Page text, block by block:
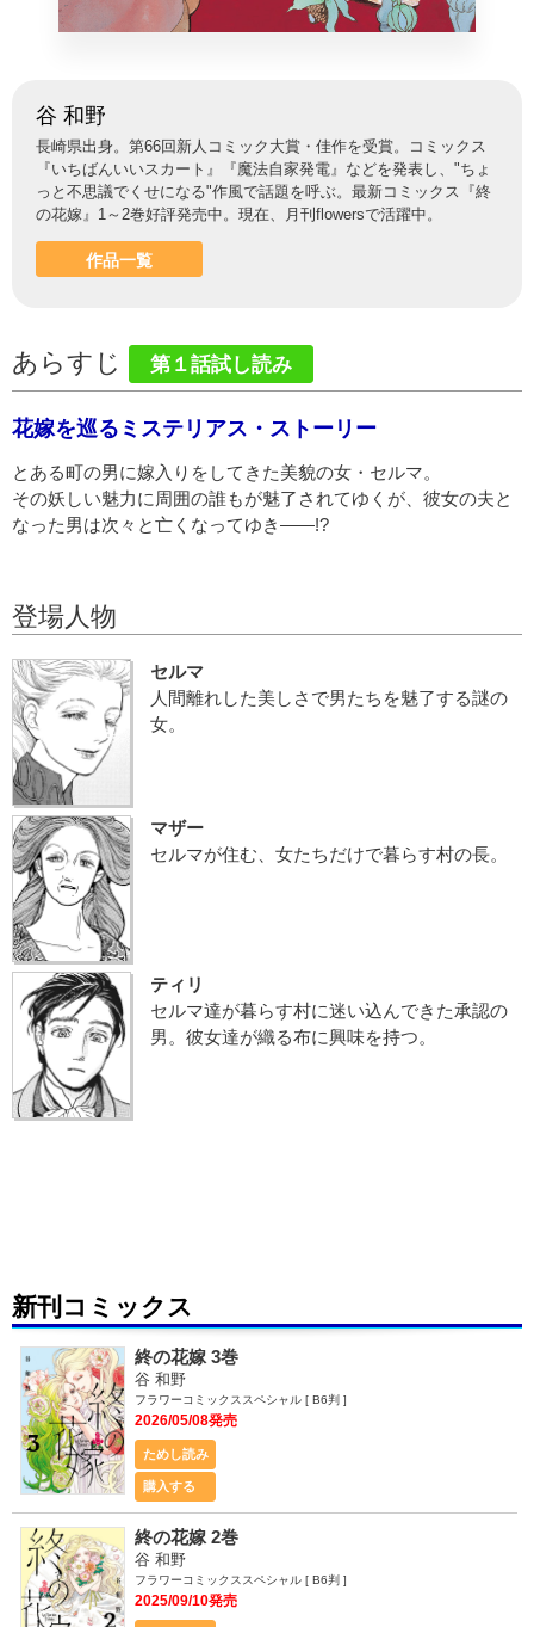
谷 和野
長崎県出身。第66回新人コミック大賞・佳作を受賞。コミックス
『いちばんいいスカート』『魔法自家発電』などを発表し、"ちょ
っと不思議でくせになる"作風で話題を呼ぶ。最新コミックス『終
の花嫁』1～2巻好評発売中。現在、月刊flowersで活躍中。
作品一覧
あらすじ 第１話試し読み
花嫁を巡るミステリアス・ストーリー
とある町の男に嫁入りをしてきた美貌の女・セルマ。
その妖しい魅力に周囲の誰もが魅了されてゆくが、彼女の夫と
なった男は次々と亡くなってゆき――!?
登場人物
セルマ
人間離れした美しさで男たちを魅了する謎の
女。
マザー
セルマが住む、女たちだけで暮らす村の長。
ティリ
セルマ達が暮らす村に迷い込んできた承認の
男。彼女達が織る布に興味を持つ。
新刊コミックス
2026/05/08発売
谷 和野
終の花嫁 3巻
フラワーコミックススペシャル [ B6判 ]
ためし読み
購入する
2025/09/10発売
谷 和野
終の花嫁 2巻
フラワーコミックススペシャル [ B6判 ]